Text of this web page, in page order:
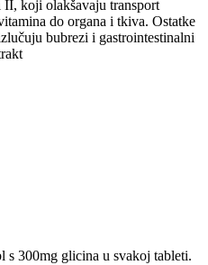
II, koji olakšavaju transport
do organa i tkiva. Ostatke
bubrezi i gastrointestinalni
300mg glicina u svakoj tableti.